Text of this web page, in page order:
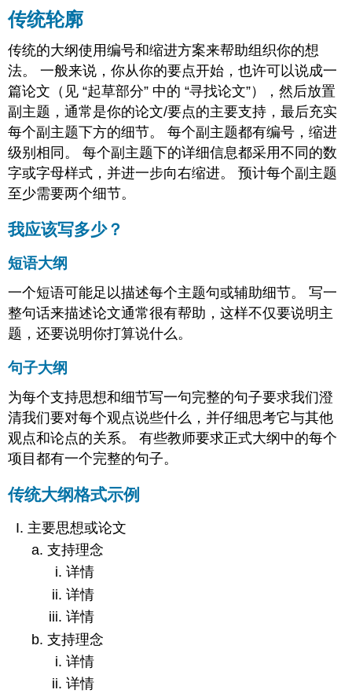
板
粗
略
廓
归
因
传统轮廓
传统的大纲使用编号和缩进方案来帮助组织你的想
法。 一般来说，你从你的要点开始，也许可以说成一
篇论文（见 “起草部分” 中的 “寻找论文”），然后放置
副主题，通常是你的论文/要点的主要支持，最后充实
每个副主题下方的细节。 每个副主题都有编号，缩进
级别相同。 每个副主题下的详细信息都采用不同的数
字或字母样式，并进一步向右缩进。 预计每个副主题
至少需要两个细节。
我应该写多少？
短语大纲
一个短语可能足以描述每个主题句或辅助细节。 写一
整句话来描述论文通常很有帮助，这样不仅要说明主
题，还要说明你打算说什么。
句子大纲
为每个支持思想和细节写一句完整的句子要求我们澄
清我们要对每个观点说些什么，并仔细思考它与其他
观点和论点的关系。 有些教师要求正式大纲中的每个
项目都有一个完整的句子。
传统大纲格式示例
主要思想或论文
支持理念
详情
详情
详情
支持理念
详情
详情